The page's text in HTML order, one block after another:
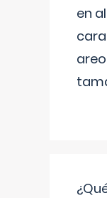
en